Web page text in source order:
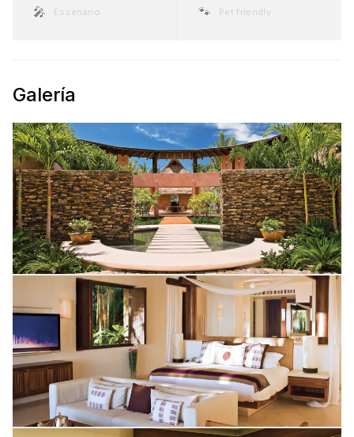
🎤 Escenario 🐾 Pet friendly
Galería